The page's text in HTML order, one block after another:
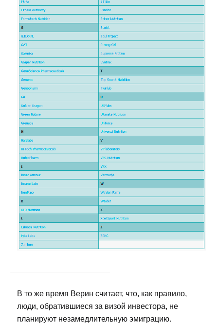
В то же время Верин считает, что, как правило,
люди, обратившиеся за визой инвестора, не
планируют незамедлительную эмиграцию.